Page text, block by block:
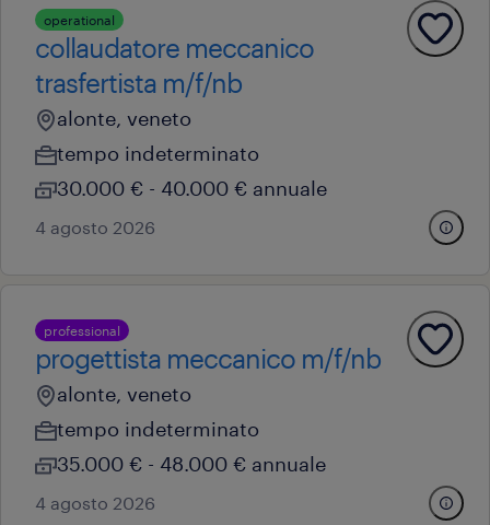
operational
collaudatore meccanico
trasfertista m/f/nb
alonte, veneto
tempo indeterminato
30.000 € - 40.000 € annuale
4 agosto 2026
professional
progettista meccanico m/f/nb
alonte, veneto
tempo indeterminato
35.000 € - 48.000 € annuale
4 agosto 2026